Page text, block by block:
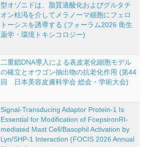
型オゾニドは、脂質過酸化およびグルタチ
オン枯渇を介してメラノーマ細胞にフェロ
トーシスを誘導する (フォーラム2026 衛生
薬学・環境トキシコロジー)
二重鎖DNA導入による表皮老化細胞モデル
の確立とオウゴン抽出物の抗老化作用 (第44
回 日本美容皮膚科学会 総会・学術大会)
Signal-Transducing Adaptor Protein-1 Is
Essential for Modification of FcepsironRI-
mediated Mast Cell/Basophil Activation by
Lyn/SHP-1 Interaction (FOCIS 2026 Annual